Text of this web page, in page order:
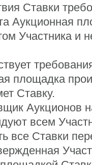
Ставки
Аукционная
Участника и
площадка
Ставку.
Аукционов
всем
все Ставки